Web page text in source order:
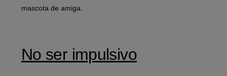
mascota de amiga.
No ser impulsivo